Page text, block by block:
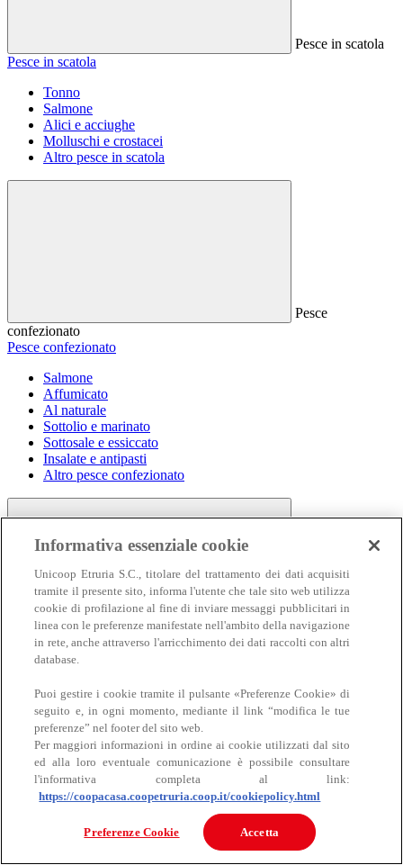
Pesce in scatola
Pesce in scatola
Tonno
Salmone
Alici e acciughe
Molluschi e crostacei
Altro pesce in scatola
Pesce
confezionato
Pesce confezionato
Salmone
Affumicato
Al naturale
Sottolio e marinato
Sottosale e essiccato
Insalate e antipasti
Altro pesce confezionato
Carne
Carne
Bovino
Informativa essenziale cookie
Unicoop Etruria S.C., titolare del trattamento dei dati acquisiti
tramite il presente sito, informa l'utente che tale sito web utilizza
cookie di profilazione al fine di inviare messaggi pubblicitari in
linea con le preferenze manifestate nell'ambito della navigazione
in rete, anche attraverso l'arricchimento dei dati raccolti con altri
database.
Puoi gestire i cookie tramite il pulsante «Preferenze Cookie» di
seguito e, in ogni momento, mediante il link “modifica le tue
preferenze” nel footer del sito web.
Per maggiori informazioni in ordine ai cookie utilizzati dal sito
ed alla loro eventuale comunicazione è possibile consultare
l'informativa completa al link:
https://coopacasa.coopetruria.coop.it/cookiepolicy.html
Preferenze Cookie Accetta